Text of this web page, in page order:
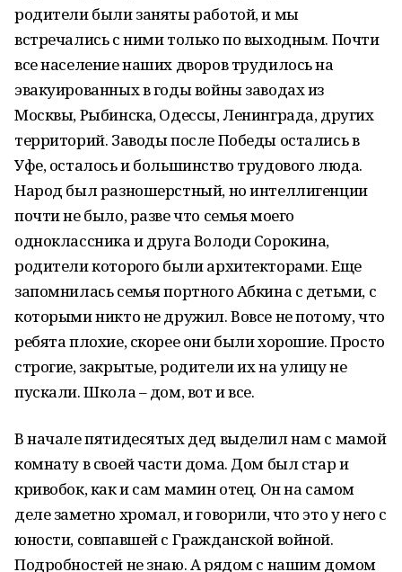
родители были заняты работой, и мы
встречались с ними только по выходным. Почти
все население наших дворов трудилось на
эвакуированных в годы войны заводах из
Москвы, Рыбинска, Одессы, Ленинграда, других
территорий. Заводы после Победы остались в
Уфе, осталось и большинство трудового люда.
Народ был разношерстный, но интеллигенции
почти не было, разве что семья моего
одноклассника и друга Володи Сорокина,
родители которого были архитекторами. Еще
запомнилась семья портного Абкина с детьми, с
которыми никто не дружил. Вовсе не потому, что
ребята плохие, скорее они были хорошие. Просто
строгие, закрытые, родители их на улицу не
пускали. Школа – дом, вот и все.
В начале пятидесятых дед выделил нам с мамой
комнату в своей части дома. Дом был стар и
кривобок, как и сам мамин отец. Он на самом
деле заметно хромал, и говорили, что это у него с
юности, совпавшей с Гражданской войной.
Подробностей не знаю. А рядом с нашим домом